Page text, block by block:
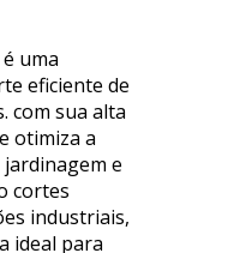
uma
eficiente de
com sua alta
otimiza a
e
cortes
industriais,
ideal para